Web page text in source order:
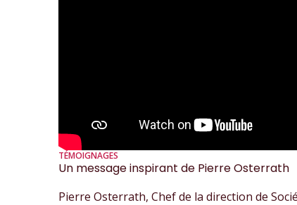
TÉMOIGNAGES
Un message inspirant de Pierre Osterrath
Pierre Osterrath, Chef de la direction de